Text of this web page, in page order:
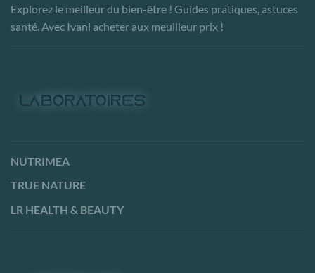
Explorez le meilleur du bien-être ! Guides pratiques, astuces
santé. Avec Ivani acheter aux meuilleur prix !
NUTRIMEA
TRUE NATURE
LR HEALTH & BEAUTY